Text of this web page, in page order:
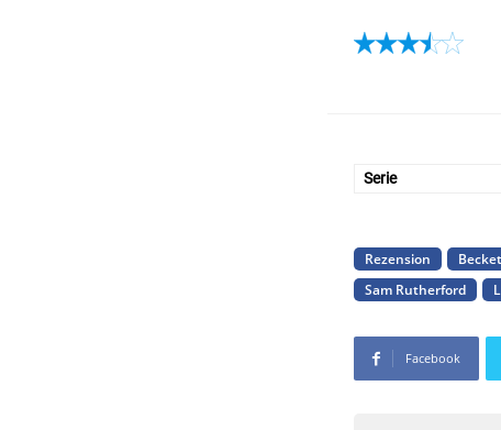
Serie
Rezension
Sam Rutherford
Facebook